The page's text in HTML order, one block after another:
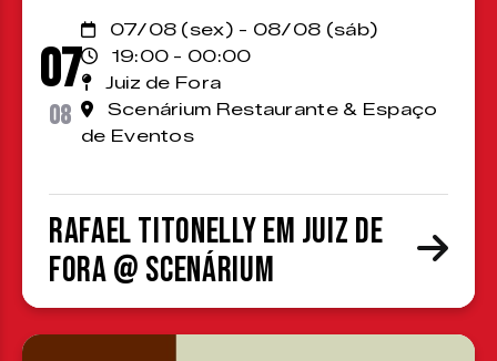
07
08
07/08 (sex) - 08/08 (sáb)
19:00 - 00:00
Juiz de Fora
Scenárium Restaurante & Espaço
de Eventos
Rafael Titonelly em Juiz de
Fora @ Scenárium